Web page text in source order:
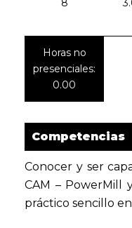
8
Horas no
presenciales:
0.00
Competencias
Conocer y ser
CAM – PowerMill
práctico sencillo